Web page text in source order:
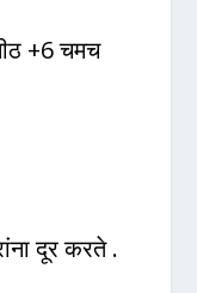
+6 चमच
दूर करते .